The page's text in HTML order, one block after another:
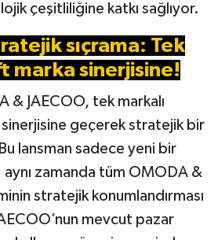
çeşitliliğine katkı sağlıyor.
sıçrama: Tek
marka sinerjisine!
& JAECOO, tek markalı
sinerjisine geçerek stratejik bir
lansman sadece yeni bir
aynı zamanda tüm OMODA &
stratejik konumlandırması
mevcut pazar